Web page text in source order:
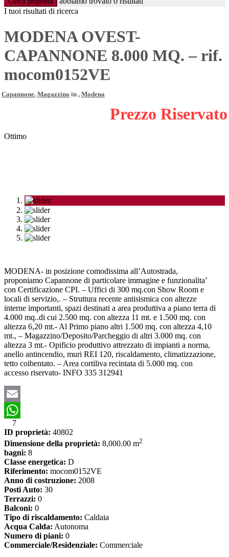
I tuoi risultati di ricerca
MODENA OVEST-
CAPANNONE 8.000 MQ. – rif.
mocom0152VE
Capannone, Magazzino in , Modena
Prezzo Riservato
Ottimo
MODENA- in posizione comodissima all’Autostrada,
proponiamo Capannone di particolare immagine e funzionalita’
con Certificazione CPI. – Uffici di 300 mq.con Show Room e
locali di servizio,. – Struttura recente antisismica con altezze
interne importanti, spazi destinati a area produttiva a piano terra di
4.000 mq..di cui 2.500 mq. con altezza 11 mt. e 1.500 mq. con
altezza 6,20 mt.- Al Primo piano altri 1.500 mq. con altezza 4,10
mt., – Magazzino/Deposito/Parcheggio di altri 3.000 mq. con
altezza 3 mt.- Opificio produttivo attrezzato di impianti a norma,
anello antincendio, muri REI 120, riscaldamento, climatizzazione,
tetto coibentato. – Area cortiliva recintata di 5.000 mq. con
accesso riservato- INFO 335 312941
Email
WhatsApp
7
ID proprietà: 40802
Dimensione della proprietà: 8,000.00 m2
bagni: 8
Classe energetica: D
Riferimento: mocom0152VE
Anno di costruzione: 2008
Posti Auto: 30
Terrazzi: 0
Balconi: 0
Tipo di riscaldamento: Caldaia
Acqua Calda: Autonoma
Numero di piani: 0
Commerciale/Residenziale: Commerciale